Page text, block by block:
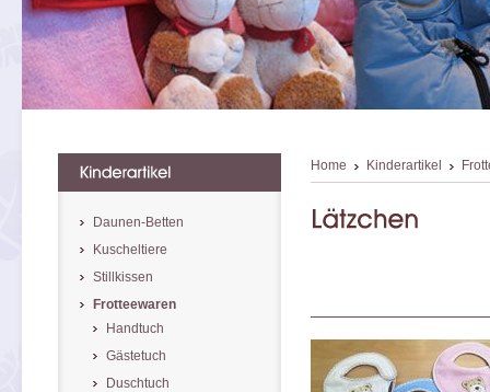
Home Kinderartikel
Daunen-Betten
Kuscheltiere
Stillkissen
Frotteewaren
Handtuch
Gästetuch
Duschtuch